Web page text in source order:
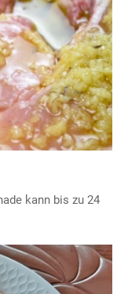
kann bis zu 24